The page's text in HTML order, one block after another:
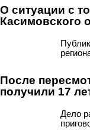
О ситуации с
Касимовского
После
получили 17
Дело